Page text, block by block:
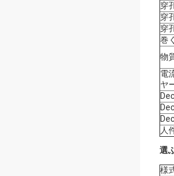
穿
穿
穿
巻
物
電
ヤ
人
選
様